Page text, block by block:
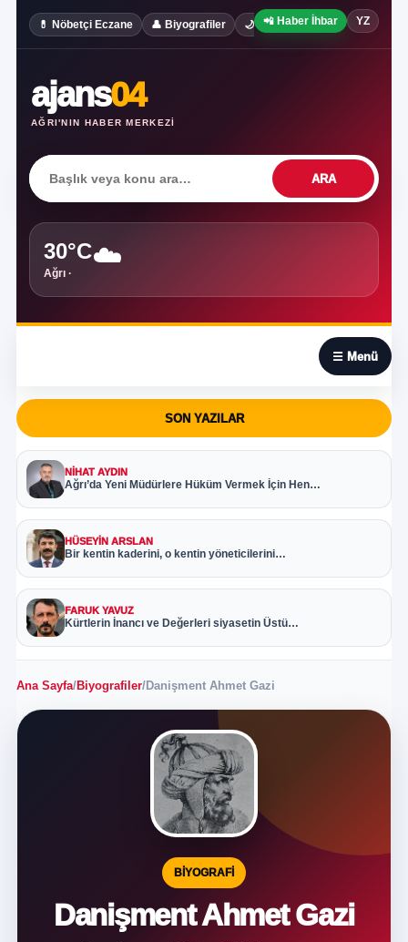
💊 Nöbetçi Eczane 👤 Biyografiler 🌙 Rüya Tabirleri ✍️ Köşe
📲 Haber İhbar YZ
ajans04
AĞRI'NIN HABER MERKEZI
ARA
30°C
Ağrı ·
☁️
☰ Menü
SON YAZILAR
NIHAT AYDIN
Ağrı’da Yeni Müdürlere Hüküm Vermek İçin Hen…
HÜSEYIN ARSLAN
Bir kentin kaderini, o kentin yöneticilerini…
FARUK YAVUZ
Kürtlerin İnancı ve Değerleri siyasetin Üstü…
Ana Sayfa/Biyografiler/Danişment Ahmet Gazi
BIYOGRAFI
Danişment Ahmet Gazi